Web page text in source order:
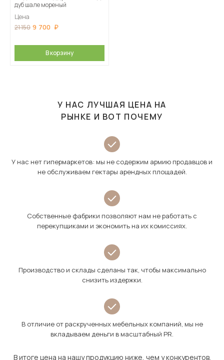
дуб шале мореный
Цена
21 150 9 700
В корзину
У НАС ЛУЧШАЯ ЦЕНА НА
РЫНКЕ И ВОТ ПОЧЕМУ
У нас нет гипермаркетов: мы не содержим армию продавцов и
не обслуживаем гектары арендных площадей.
Собственные фабрики позволяют нам не работать с
перекупщиками и экономить на их комиссиях.
Производство и склады сделаны так, чтобы максимально
снизить издержки.
В отличие от раскрученных мебельных компаний, мы не
вкладываем деньги в масштабный PR.
В итоге цена на нашу продукцию ниже, чем у конкурентов.